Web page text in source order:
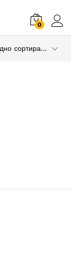
0
Стандардно сортирање